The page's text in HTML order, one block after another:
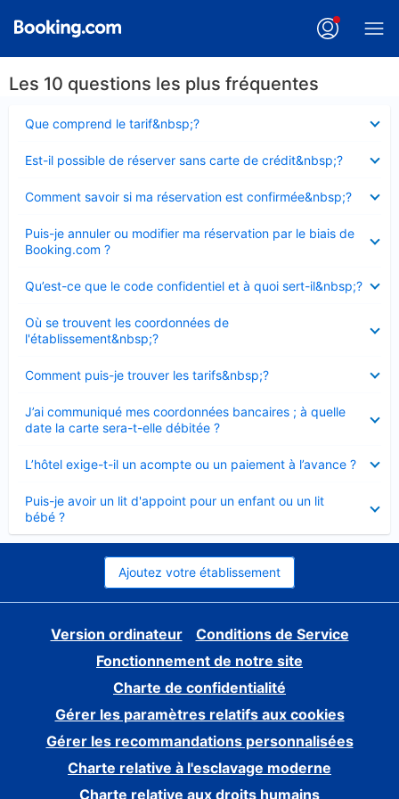
Les 10 questions les plus fréquentes
Que comprend le tarif&nbsp;?
fermé
Est-il possible de réserver sans carte de crédit&nbsp;?
fermé
Comment savoir si ma réservation est confirmée&nbsp;?
fermé
Puis-je annuler ou modifier ma réservation par le biais de
Booking.com ?
fermé
Qu’est-ce que le code confidentiel et à quoi sert-il&nbsp;?
fermé
Où se trouvent les coordonnées de
l'établissement&nbsp;?
fermé
Comment puis-je trouver les tarifs&nbsp;?
fermé
J’ai communiqué mes coordonnées bancaires ; à quelle
date la carte sera-t-elle débitée ?
fermé
L’hôtel exige-t-il un acompte ou un paiement à l’avance ?
fermé
Puis-je avoir un lit d'appoint pour un enfant ou un lit
bébé ?
fermé
Ajoutez votre établissement
Version ordinateur
Conditions de Service
Fonctionnement de notre site
Charte de confidentialité
Gérer les paramètres relatifs aux cookies
Gérer les recommandations personnalisées
Charte relative à l'esclavage moderne
Charte relative aux droits humains